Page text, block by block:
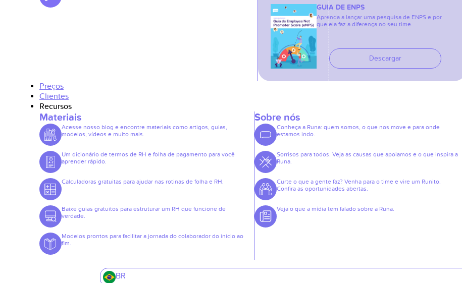
GUIA DE ENPS
Aprenda a lançar uma pesquisa de ENPS e por
que ela faz a diferença no seu time.
Descargar
Preços
Clientes
Recursos
Materiais
Acesse nosso blog e encontre materiais como artigos, guias,
modelos, vídeos e muito mais.
Um dicionário de termos de RH e folha de pagamento para você
aprender rápido.
Calculadoras gratuitas para ajudar nas rotinas de folha e RH.
Baixe guias gratuitos para estruturar um RH que funcione de
verdade.
Modelos prontos para facilitar a jornada do colaborador do início ao
fim.
Sobre nós
Conheça a Runa: quem somos, o que nos move e para onde
estamos indo.
Sorrisos para todos. Veja as causas que apoiamos e o que inspira a
Runa.
Curte o que a gente faz? Venha para o time e vire um Runito.
Confira as oportunidades abertas.
Veja o que a mídia tem falado sobre a Runa.
BR